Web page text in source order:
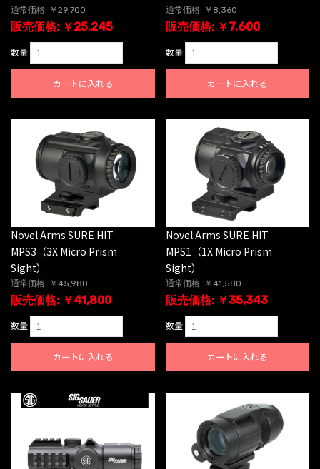
通常価格: ￥29,700
販売価格: ￥25,245
数量
カートに入れる
通常価格: ￥8,360
販売価格: ￥7,600
数量
カートに入れる
Novel Arms SURE HIT
MPS3（3X Micro Prism
Sight）
通常価格: ￥45,980
販売価格: ￥41,800
数量
カートに入れる
Novel Arms SURE HIT
MPS1（1X Micro Prism
Sight）
通常価格: ￥41,580
販売価格: ￥35,343
数量
カートに入れる